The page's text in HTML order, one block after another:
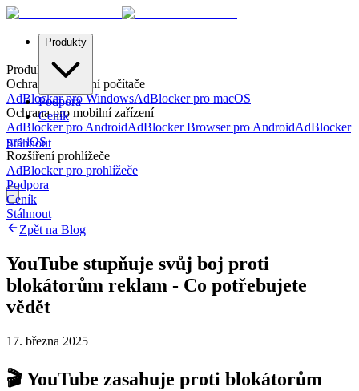
Produkty
Podpora
Ceník
Stáhnout
Produkty
Ochrana pro stolní počítače
AdBlocker pro WindowsAdBlocker pro macOS
Ochrana pro mobilní zařízení
AdBlocker pro AndroidAdBlocker Browser pro AndroidAdBlocker
pro iOS
Rozšíření prohlížeče
AdBlocker pro prohlížeče
Podpora
Ceník
Stáhnout
Zpět na Blog
YouTube stupňuje svůj boj proti
blokátorům reklam - Co potřebujete
vědět
17. března 2025
🎬 YouTube zasahuje proti blokátorům